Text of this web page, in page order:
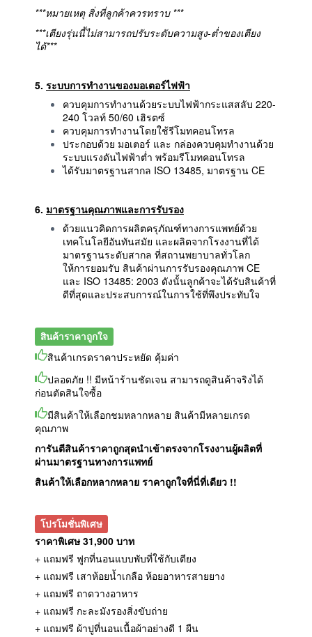
***หมายเหตุ สิ่งที่ลูกค้าควรทราบ ***
***เตียงรุ่นนี้ไม่สามารถปรับระดับความสูง-ต่ำของเตียง
ได้***
5. ระบบการทำงานของมอเตอร์ไฟฟ้า
ควบคุมการทำงานด้วยระบบไฟฟ้ากระแสสลับ 220-
240 โวลท์ 50/60 เฮิรตซ์
ควบคุมการทำงานโดยใช้รีโมทคอนโทรล
ประกอบด้วย มอเตอร์ และ กล่องควบคุมทำงานด้วย
ระบบแรงดันไฟฟ้าต่ำ พร้อมรีโมทคอนโทรล
ได้รับมาตรฐานสากล ISO 13485, มาตรฐาน CE
6. มาตรฐานคุณภาพและการรับรอง
ด้วยแนวคิดการผลิตครุภัณฑ์ทางการแพทย์ด้วย
เทคโนโลยีอันทันสมัย และผลิตจากโรงงานที่ได้
มาตรฐานระดับสากล ที่สถานพยาบาลทั่วโลก
ให้การยอมรับ สินค้าผ่านการรับรองคุณภาพ CE
และ ISO 13485: 2003 ดังนั้นลูกค้าจะได้รับสินค้าที่
ดีที่สุดและประสบการณ์ในการใช้ที่พึงประทับใจ
สินค้าราคาถูกใจ
สินค้าเกรดราคาประหยัด คุ้มค่า
ปลอดภัย !! มีหน้าร้านชัดเจน สามารถดูสินค้าจริงได้
ก่อนตัดสินใจซื้อ
มีสินค้าให้เลือกชมหลากหลาย สินค้ามีหลายเกรด
คุณภาพ
การันตีสินค้าราคาถูกสุดนำเข้าตรงจากโรงงานผู้ผลิตที่
ผ่านมาตรฐานทางการแพทย์
สินค้าให้เลือกหลากหลาย ราคาถูกใจที่นี่ที่เดียว !!
โปรโมชั่นพิเศษ
ราคาพิเศษ 31,900 บาท
+ แถมฟรี ฟูกที่นอนแบบพับที่ใช้กับเตียง
+ แถมฟรี เสาห้อยน้ำเกลือ ห้อยอาหารสายยาง
+ แถมฟรี ถาดวางอาหาร
+ แถมฟรี กะละมังรองสิ่งขับถ่าย
+ แถมฟรี ผ้าปูที่นอนเนื้อผ้าอย่างดี 1 ผืน